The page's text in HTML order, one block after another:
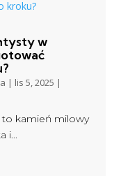
w
| lis 5, 2025 |
to kamień milowy
i...